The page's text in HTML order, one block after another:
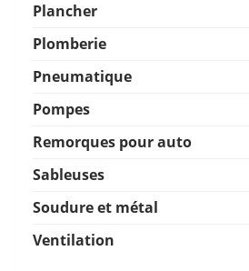
Plancher
Plomberie
Pneumatique
Pompes
Remorques pour auto
Sableuses
Soudure et métal
Ventilation